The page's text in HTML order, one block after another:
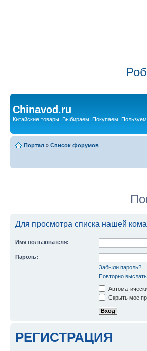
Chinavod.ru
Китайские товары. Выбираем. Покупаем.
Портал » Список форумов
Для просмотра списка нашей
Имя пользователя:
Пароль:
Забыли пароль?
Повторно
Скрыть мое
РЕГИСТРАЦИЯ